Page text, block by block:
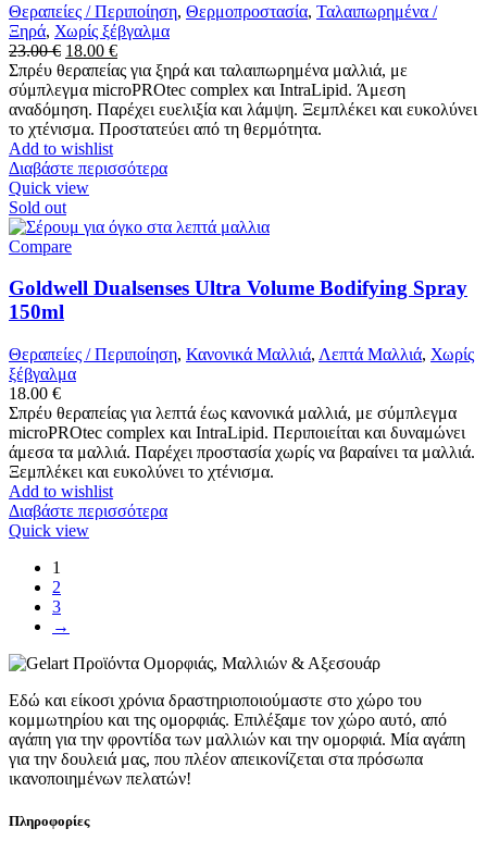
Θεραπείες / Περιποίηση, Θερμοπροστασία, Ταλαιπωρημένα /
Ξηρά, Χωρίς ξέβγαλμα
23.00€ Original
price
was:
23.00 €.
18.00 €Η
τρέχουσα
τιμή
είναι:
18.00 €.
Σπρέυ θεραπείας για ξηρά και ταλαιπωρημένα μαλλιά, με
σύμπλεγμα microPROtec complex και IntraLipid. Άμεση
αναδόμηση. Παρέχει ευελιξία και λάμψη. Ξεμπλέκει και ευκολύνει
το χτένισμα. Προστατεύει από τη θερμότητα.
Add to wishlist
Διαβάστε περισσότερα
Quick view
Sold out
Compare
Goldwell Dualsenses Ultra Volume Bodifying Spray
150ml
Θεραπείες / Περιποίηση, Κανονικά Μαλλιά, Λεπτά Μαλλιά, Χωρίς
ξέβγαλμα
18.00 €
Σπρέυ θεραπείας για λεπτά έως κανονικά μαλλιά, με σύμπλεγμα
microPROtec complex και IntraLipid. Περιποιείται και δυναμώνει
άμεσα τα μαλλιά. Παρέχει προστασία χωρίς να βαραίνει τα μαλλιά.
Ξεμπλέκει και ευκολύνει το χτένισμα.
Add to wishlist
Διαβάστε περισσότερα
Quick view
1
2
3
→
Εδώ και είκοσι χρόνια δραστηριοποιούμαστε στο χώρο του
κομμωτηρίου και της ομορφιάς. Επιλέξαμε τον χώρο αυτό, από
αγάπη για την φροντίδα των μαλλιών και την ομορφιά. Μία αγάπη
για την δουλειά μας, που πλέον απεικονίζεται στα πρόσωπα
ικανοποιημένων πελατών!
Πληροφορίες